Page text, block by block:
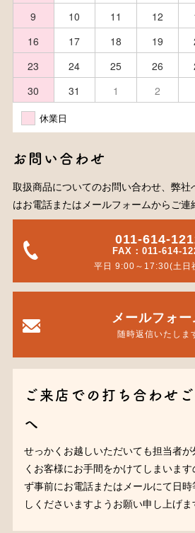
9
10 11 12
16
17 18 19
23
24 25 26
30
31 1 2
休業日
お問い合わせ
取扱商品についてのお問い合わせ、弊社
はお電話またはメールフォームからご連
011-614-
FAX：011-614-
平日 9:00～17:30(土日
メールフォー
随時返信いたしま
ご来店での打ち合わせ
へ
せっかくお越しいただいても担当者
くお客様にお手間をかけてしまいま
ず事前にお電話またはメールにて日
しくださいますようお願い申し上げま